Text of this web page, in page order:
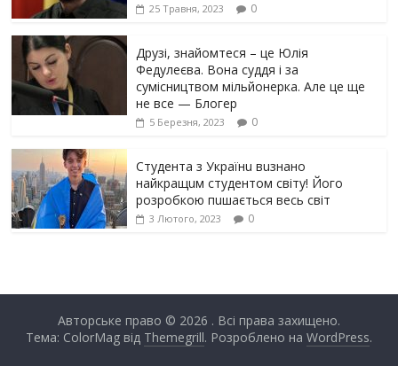
25 Травня, 2023 0
Друзі, знайомтеся – це Юлія
Федулеєва. Вона суддя і за
сумісництвом мільйонерка. Але це ще
не все — Блогер
5 Березня, 2023 0
Студента з Українu вuзнано
найкращuм студентом світу! Його
розробкою пuшається весь світ
3 Лютого, 2023 0
Авторське право © 2026 . Всі права захищено.
Тема: ColorMag від Themegrill. Розроблено на WordPress.